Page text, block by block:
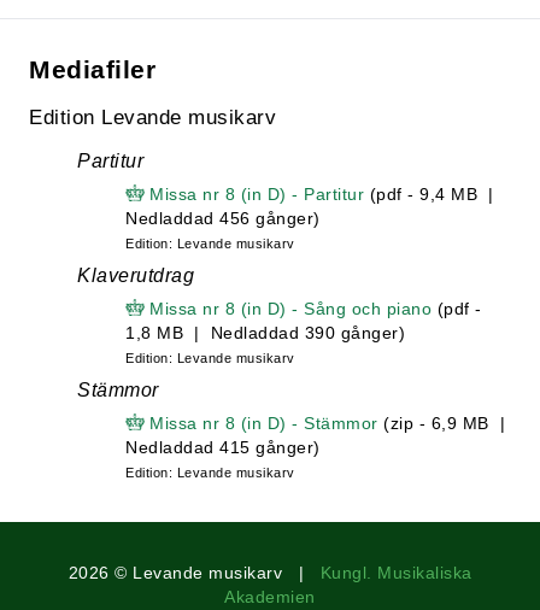
Mediafiler
Edition Levande musikarv
Partitur
Missa nr 8 (in D) - Partitur (pdf - 9,4 MB |
Nedladdad 456 gånger)
Edition: Levande musikarv
Klaverutdrag
Missa nr 8 (in D) - Sång och piano (pdf -
1,8 MB | Nedladdad 390 gånger)
Edition: Levande musikarv
Stämmor
Missa nr 8 (in D) - Stämmor (zip - 6,9 MB |
Nedladdad 415 gånger)
Edition: Levande musikarv
2026 © Levande musikarv | Kungl. Musikaliska
Akademien